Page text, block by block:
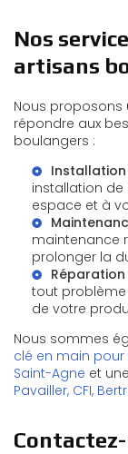
Nos
artisans
Nous
répondre aux
boulangers :
installation
espace et à
maintenance
prolonger la
tout problème
de votre
Nous sommes
clé en main
Saint-Agne et une
Pavailler, CFI,